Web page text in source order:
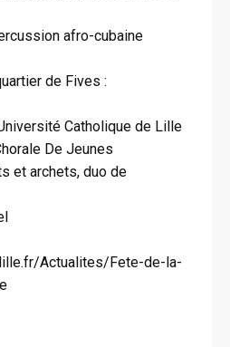
afro-cubaine
de Fives :
Catholique de Lille
De Jeunes
et archets, duo de
Actualites/Fete-de-la-